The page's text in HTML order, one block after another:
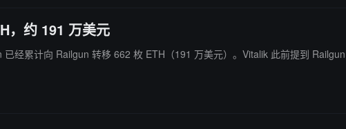
，约 191 万美元
经累计向 Railgun 转移 662 枚 ETH（191 万美元）。Vitalik 此前提到 Railgun